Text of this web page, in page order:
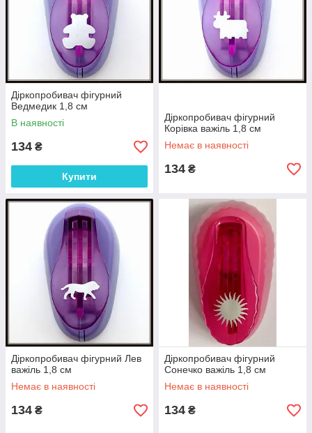
працездатність, тому упаковки, якщо вони запаяні (це 3Д
дироколи і кутові для фото, інші моделі упаковка
відкривається і закривається без пошкоджень),
розкриваються і з кожним діркопробивачем відправляється
висічка яка їм зроблена!!! Таким чином ми намагаємося
захистити покупців від шлюбу!!! Якщо Ви отримали посилку з
дироколом, вони всі працюють, перевірено особисто!!!
Діркопробивач фігурний
Ведмедик 1,8 см
В наявності
134 ₴
Купити
Діркопробивач фігурний
Корівка важіль 1,8 см
Немає в наявності
134 ₴
Діркопробивач фігурний Лев
важіль 1,8 см
Немає в наявності
134 ₴
Діркопробивач фігурний
Сонечко важіль 1,8 см
Немає в наявності
134 ₴